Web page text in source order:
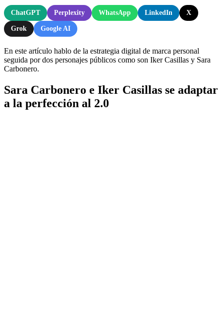
ChatGPT Perplexity WhatsApp LinkedIn X
Grok Google AI
En este artículo hablo de la estrategia digital de marca personal
seguida por dos personajes públicos como son Iker Casillas y Sara
Carbonero.
Sara Carbonero e Iker Casillas se adaptar
a la perfección al 2.0